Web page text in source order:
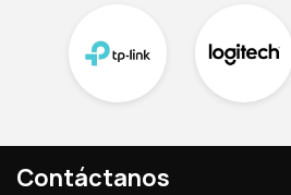
Contáctanos